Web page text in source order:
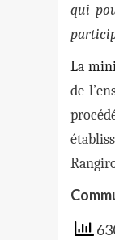
qui
La
de